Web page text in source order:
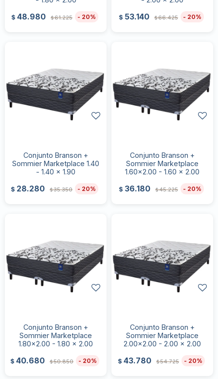
$ 48.980 $61.225 20 $ 53.140 $66.425 20
Conjunto Branson +
Sommier Marketplace 1.40
- 1.40 x 1.90
$ 28.280 $35.350 20
Conjunto Branson +
Sommier Marketplace
1.60x2.00 - 1.60 x 2.00
$ 36.180 $45.225 20
Conjunto Branson +
Sommier Marketplace
1.80x2.00 - 1.80 x 2.00
$ 40.680 $50.850 20
Conjunto Branson +
Sommier Marketplace
2.00x2.00 - 2.00 x 2.00
$ 43.780 $54.725 20